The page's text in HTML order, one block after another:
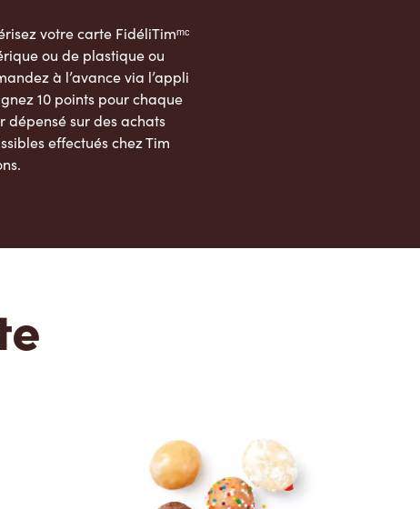
votre carte FidéliTimᵐᶜ
ou de plastique ou
à l’avance via l’appli
10 points pour chaque
dépensé sur des achats
effectués chez Tim